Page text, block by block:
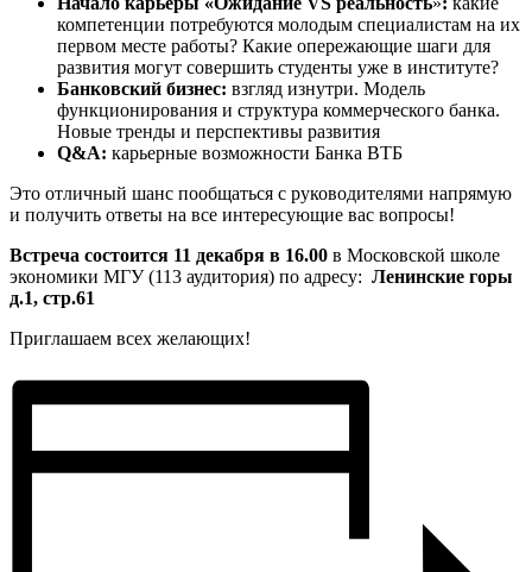
компетенции потребуются молодым специалистам на их
первом месте работы? Какие опережающие шаги для
развития могут совершить студенты уже в институте?
Банковский бизнес: взгляд изнутри. Модель
функционирования и структура коммерческого банка.
Новые тренды и перспективы развития
Q&A: карьерные возможности Банка ВТБ
Это отличный шанс пообщаться с руководителями напрямую
и получить ответы на все интересующие вас вопросы!
Встреча состоится 11 декабря в 16.00 в Московской школе
экономики МГУ (113 аудитория) по адресу: Ленинские горы
д.1, стр.61
Приглашаем всех желающих!